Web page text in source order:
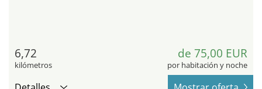
6,72
kilómetros
de 75,00 EUR
por habitación y noche